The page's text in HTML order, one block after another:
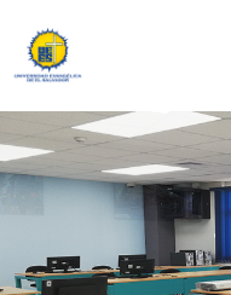
Communities & Collections
All of DSpace